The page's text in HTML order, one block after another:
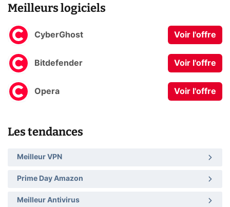
Meilleurs logiciels
CyberGhost Voir l'offre
Bitdefender Voir l'offre
Opera Voir l'offre
Les tendances
Meilleur VPN
Prime Day Amazon
Meilleur Antivirus